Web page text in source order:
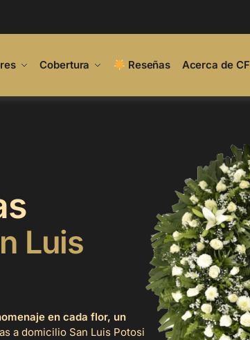
Cobertura Reseñas Acerca de CF
Luis
en cada flor, un
a domicilio San Luis Potosi